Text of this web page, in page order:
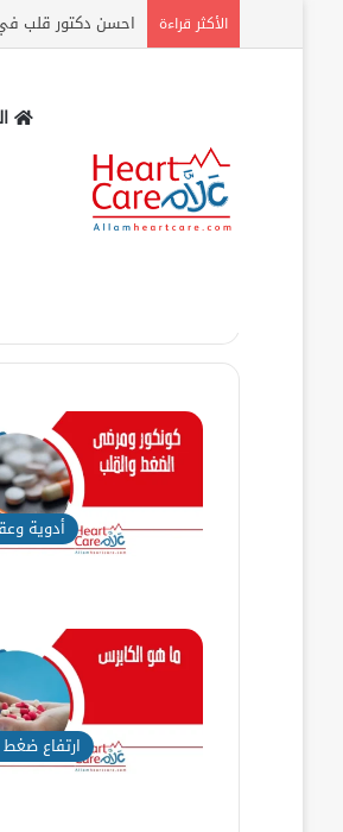
الأكثر قراءة احسن دكتور قلب في
الرئيسية»ارتفاع ضغط الدم
أدوية
ارتفاع ضغط